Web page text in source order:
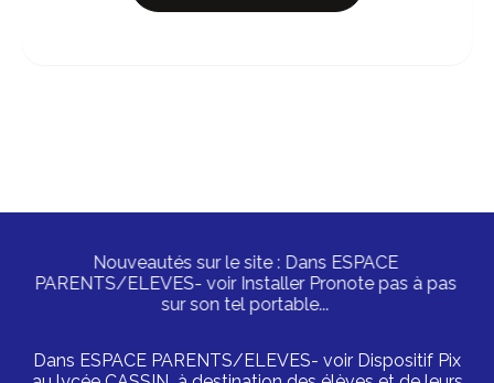
Nouveautés sur le site : Dans ESPACE
PARENTS/ELEVES- voir Installer Pronote pas à pas
sur son tel portable...
Dans ESPACE PARENTS/ELEVES- voir Dispositif Pix